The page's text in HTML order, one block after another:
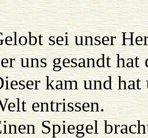
sei unser
uns gesandt
kam und
entrissen.
Spiegel